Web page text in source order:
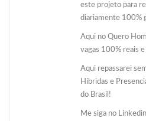
este projeto para
diariamente 100%
Aqui no Quero
vagas 100% reais
Aqui repassarei
Híbridas e
do Brasil!
Me siga no